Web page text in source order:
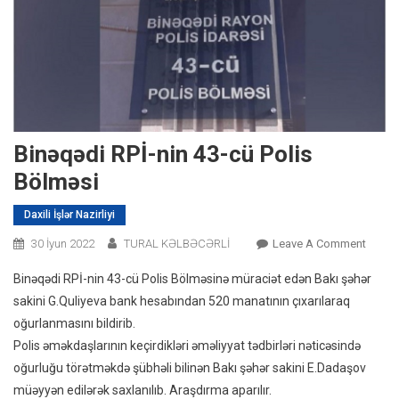
Binəqədi RPİ-nin 43-cü Polis
Bölməsi
Daxili İşlər Nazirliyi
30 İyun 2022 TURAL KƏLBƏCƏRLİ Leave A CommentOn
RPİ-
Polis
Binəqədi RPİ-nin 43-cü Polis Bölməsinə müraciət edən Bakı şəhər
sakini G.Quliyeva bank hesabından 520 manatının çıxarılaraq
oğurlanmasını bildirib.
Polis əməkdaşlarının keçirdikləri əməliyyat tədbirləri nəticəsində
oğurluğu törətməkdə şübhəli bilinən Bakı şəhər sakini E.Dadaşov
müəyyən edilərək saxlanılıb. Araşdırma aparılır.